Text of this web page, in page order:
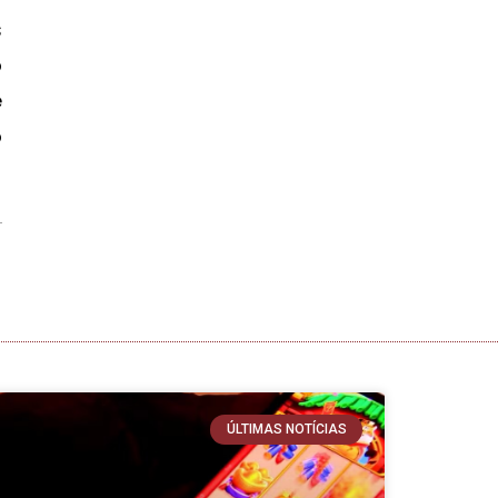
ÚLTIMAS NOTÍCIAS